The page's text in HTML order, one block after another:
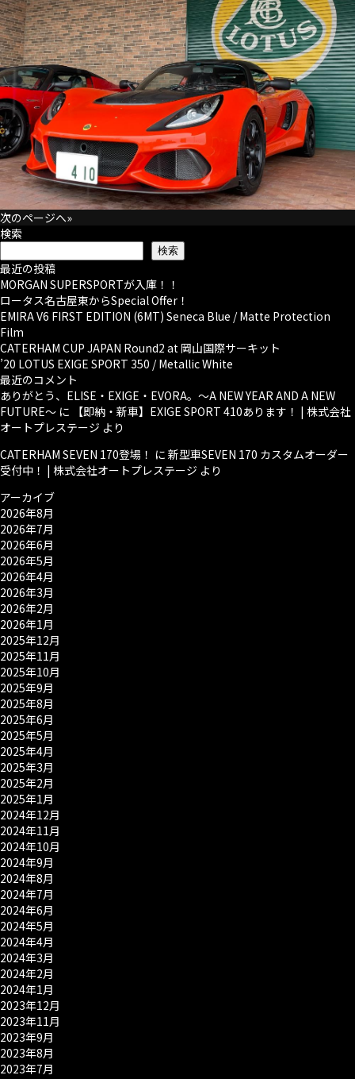
次のページへ»
検索
検索
最近の投稿
MORGAN SUPERSPORTが入庫！！
ロータス名古屋東からSpecial Offer！
EMIRA V6 FIRST EDITION (6MT) Seneca Blue / Matte Protection
Film
CATERHAM CUP JAPAN Round2 at 岡山国際サーキット
’20 LOTUS EXIGE SPORT 350 / Metallic White
最近のコメント
ありがとう、ELISE・EXIGE・EVORA。～A NEW YEAR AND A NEW
FUTURE～ に
【即納・新車】EXIGE SPORT 410あります！ | 株式会社
オートプレステージ より
CATERHAM SEVEN 170登場！ に 新型車SEVEN 170 カスタムオーダー
受付中！ | 株式会社オートプレステージ より
アーカイブ
2026年8月
2026年7月
2026年6月
2026年5月
2026年4月
2026年3月
2026年2月
2026年1月
2025年12月
2025年11月
2025年10月
2025年9月
2025年8月
2025年6月
2025年5月
2025年4月
2025年3月
2025年2月
2025年1月
2024年12月
2024年11月
2024年10月
2024年9月
2024年8月
2024年7月
2024年6月
2024年5月
2024年4月
2024年3月
2024年2月
2024年1月
2023年12月
2023年11月
2023年9月
2023年8月
2023年7月